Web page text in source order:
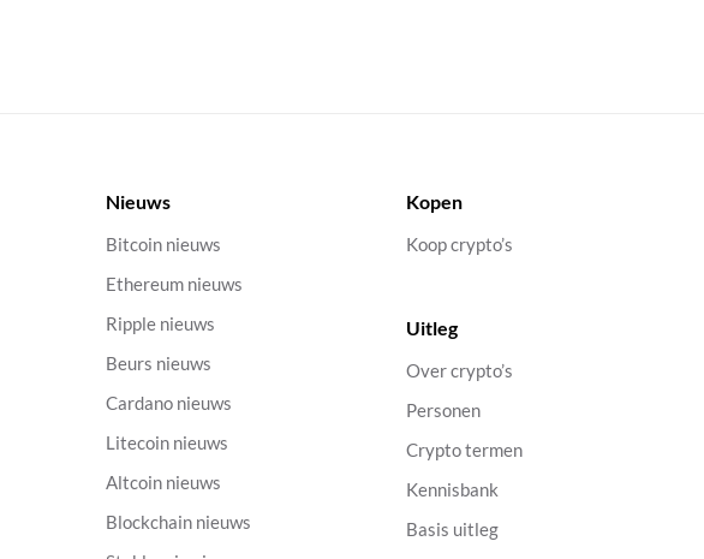
Nieuws
Bitcoin nieuws
Ethereum nieuws
Ripple nieuws
Beurs nieuws
Cardano nieuws
Litecoin nieuws
Altcoin nieuws
Blockchain nieuws
Kopen
Koop crypto’s
Uitleg
Over crypto’s
Personen
Crypto termen
Kennisbank
Basis uitleg